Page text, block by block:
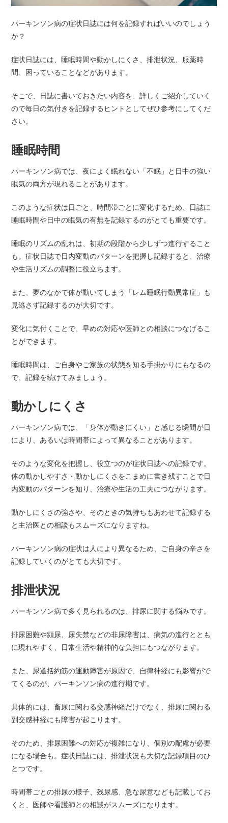
パーキンソン病の症状日誌には何を記録すればいいのでしょう
か？
症状日誌には、睡眠時間や動かしにくさ、排泄状況、服薬時
間、困っていることなどがあります。
そこで、日誌に書いておきたい内容を、詳しくご紹介していく
ので毎日の気付きを記録するヒントとしてぜひ参考にしてくだ
さい。
睡眠時間
パーキンソン病では、夜によく眠れない「不眠」と日中の強い
眠気の両方が現れることがあります。
このような症状は日ごと、時間帯ごとに変化するため、日誌に
睡眠時間や日中の眠気の有無を記録するのがとても重要です。
睡眠のリズムの乱れは、初期の段階から少しずつ進行すること
も。症状日誌で日内変動のパターンを把握し記録すると、治療
や生活リズムの調整に役立ちます。
また、夢のなかで体が動いてしまう「レム睡眠行動異常症」も
見逃さず記録するのが大切です。
変化に気付くことで、早めの対応や医師との相談につなげるこ
とができます。
睡眠時間は、ご自身やご家族の状態を知る手掛かりにもなるの
で、記録を続けてみましょう。
動かしにくさ
パーキンソン病では、「身体が動きにくい」と感じる瞬間が日
により、あるいは時間帯によって異なることがあります。
そのような変化を把握し、役立つのが症状日誌への記録です。
体の動かしやすさ・動かしにくさをこまめに書き残すことで日
内変動のパターンを知り、治療や生活の工夫につながります。
動かしにくさの強さや、そのときの気持ちもあわせて記録する
と主治医との相談もスムーズになりますね。
パーキンソン病の症状は人により異なるため、ご自身の辛さを
記録していくのがとても大切です。
排泄状況
パーキンソン病で多く見られるのは、排尿に関する悩みです。
排尿困難や頻尿、尿失禁などの非尿障害は、病気の進行ととも
に現れやすく、日常生活や精神的な負担にもつながります。
また、尿道括約筋の運動障害が原因で、自律神経にも影響がで
てくるのが、パーキンソン病の進行期です。
具体的には、畜尿に関わる交感神経だけでなく、排尿に関わる
副交感神経にも障害が起こります。
そのため、排尿困難への対応が複雑になり、個別の配慮が必要
になる場合も。症状日誌には、排泄状況も大切な記録項目のひ
とつです。
時間帯ごとの排尿の様子、残尿感、急な尿意なども記載してお
くと、医師や看護師との相談がスムーズになります。